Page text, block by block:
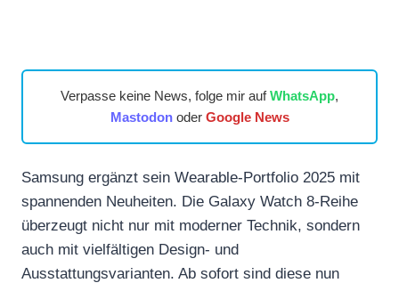
Verpasse keine News, folge mir aufWhatsApp,
Mastodonoder Google News
Samsung ergänzt sein Wearable-Portfolio 2025 mit
spannenden Neuheiten. Die Galaxy Watch 8-Reihe
überzeugt nicht nur mit moderner Technik, sondern
auch mit vielfältigen Design- und
Ausstattungsvarianten. Ab sofort sind diese nun